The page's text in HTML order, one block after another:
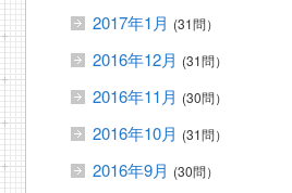
2017年1月 (31問）
2016年12月 (31問）
2016年11月 (30問）
2016年10月 (31問）
2016年9月 (30問）